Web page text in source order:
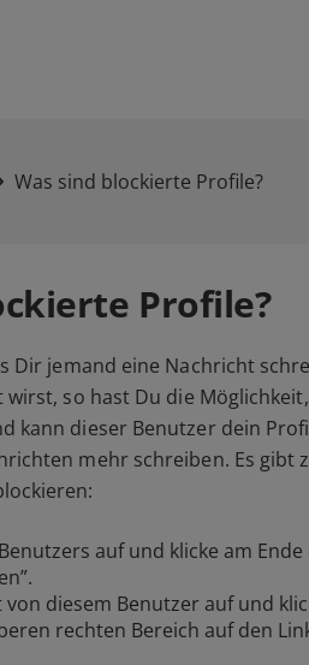
Was sind blockierte Profile?
Profile?
Dir jemand eine Nachricht
so hast Du die
kann dieser Benutzer dein
mehr schreiben. Es gibt
auf und klicke am
von diesem Benutzer auf und
rechten Bereich auf den